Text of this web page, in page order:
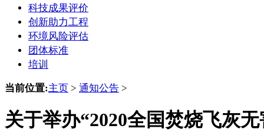
科技成果评价
创新助力工程
环境风险评估
团体标准
培训
当前位置:主页 > 通知公告 >
关于举办“2020全国焚烧飞灰无